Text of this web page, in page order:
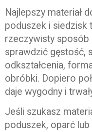
Najlepszy materiał
poduszek i siedzisk
rzeczywisty sposób
sprawdzić gęstość,
odkształcenia,
obróbki. Dopiero
daje wygodny i
Jeśli szukasz
poduszek, oparć